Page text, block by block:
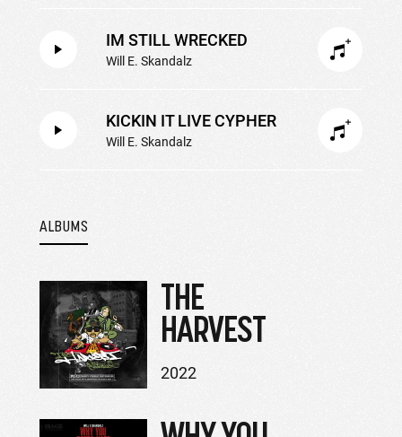
IM STILL WRECKED
Will E. Skandalz
KICKIN IT LIVE CYPHER
Will E. Skandalz
ALBUMS
THE
HARVEST
2022